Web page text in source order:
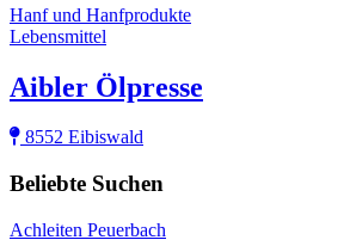
Hanf und Hanfprodukte
Lebensmittel
Aibler Ölpresse
8552 Eibiswald
Beliebte Suchen
Achleiten Peuerbach